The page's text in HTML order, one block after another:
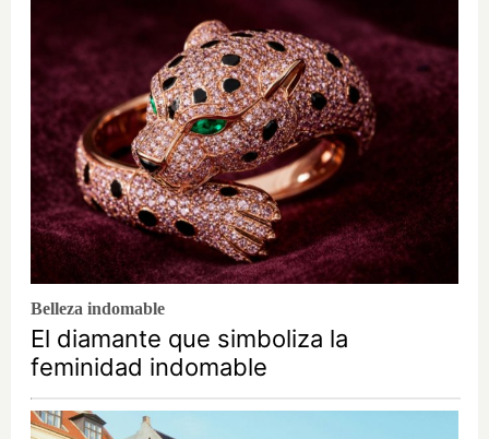
Belleza indomable
El diamante que simboliza la
feminidad indomable